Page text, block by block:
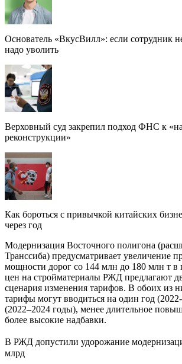
Основатель «ВкусВилл»: если сотрудник
надо уволить
Верховный суд закрепил подход ФНС к
реконструкции»
Как бороться с привычкой китайских
через год
Модернизация Восточного полигона
Транссиба) предусматривает увеличение
мощности дорог со 144 млн до 180 млн т в
цен на стройматериалы РЖД предлагают
сценария изменения тарифов. В обоих из
тарифы могут вводиться на один год
(2022–2024 годы), менее длительное
более высокие надбавки.
В РЖД допустили удорожание
млрд